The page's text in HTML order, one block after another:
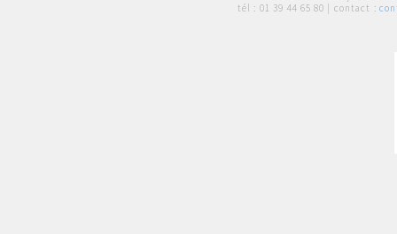
tél : 01 39 44 65 80 | contact :